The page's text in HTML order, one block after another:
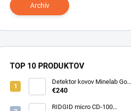
Archív
TOP 10 PRODUKTOV
Detektor kovov Minelab Go
Find 66
€240
RIDGID micro CD-100